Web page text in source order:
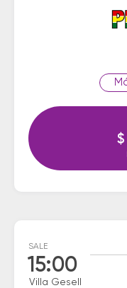
$
SALE
15:00
Villa Gesell